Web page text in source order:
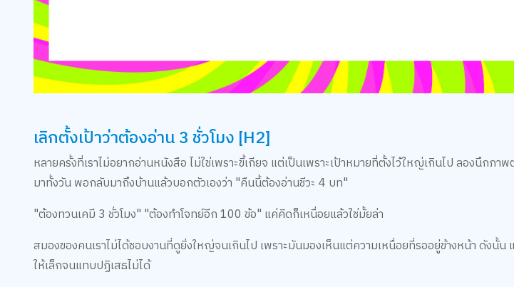
เลิกตั้งเป้าว่าต้องอ่าน 3 ชั่วโมง [H2]
หลายครั้งที่เราไม่อยากอ่านหนังสือ ไม่ใช่เพราะขี้เกียจ แต่เป็นเพราะเป้าหมายที่ตั้งไว้ใหญ่เกินไป ลองนึกภา
มาทั้งวัน พอกลับมาถึงบ้านแล้วบอกตัวเองว่า "คืนนี้ต้องอ่านชีวะ 4 บท"
"ต้องทวนเคมี 3 ชั่วโมง" "ต้องทำโจทย์อีก 100 ข้อ" แค่คิดก็เหนื่อยแล้วใช่มั้ยล่า
สมองของคนเราไม่ได้ชอบงานที่ดูยิ่งใหญ่จนเกินไป เพราะมันมองเห็นแต่ความเหนื่อยที่รออยู่ข้างหน้า ดังนั้
ให้เล็กจนแทบปฏิเสธไม่ได้